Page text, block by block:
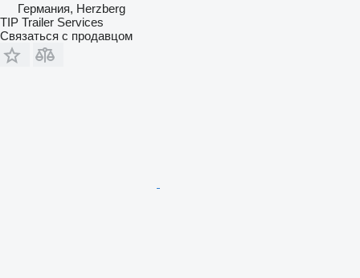
Германия, Herzberg
TIP Trailer Services
Связаться с продавцом